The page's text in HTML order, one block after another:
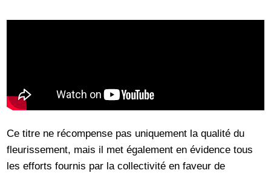
Ce titre ne récompense pas uniquement la qualité du
fleurissement, mais il met également en évidence tous
les efforts fournis par la collectivité en faveur de